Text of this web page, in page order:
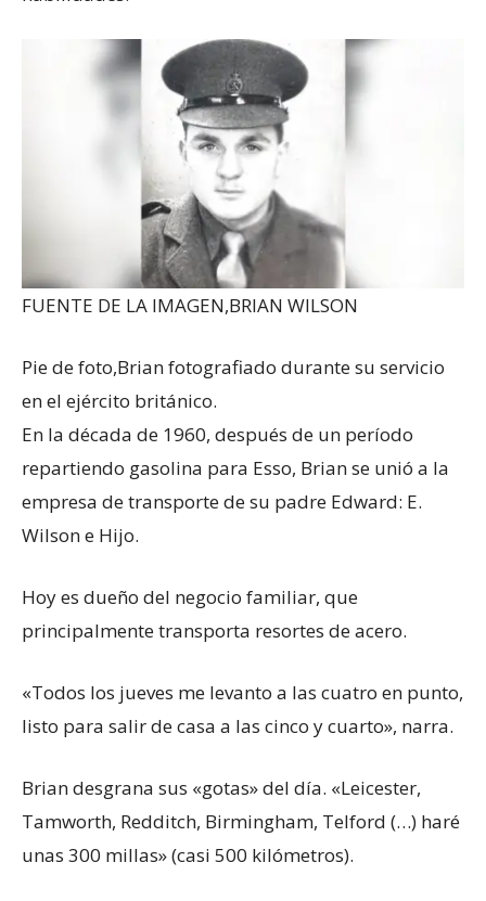
FUENTE DE LA IMAGEN,BRIAN WILSON
Pie de foto,Brian fotografiado durante su servicio
en el ejército británico.
En la década de 1960, después de un período
repartiendo gasolina para Esso, Brian se unió a la
empresa de transporte de su padre Edward: E.
Wilson e Hijo.
Hoy es dueño del negocio familiar, que
principalmente transporta resortes de acero.
«Todos los jueves me levanto a las cuatro en punto,
listo para salir de casa a las cinco y cuarto», narra.
Brian desgrana sus «gotas» del día. «Leicester,
Tamworth, Redditch, Birmingham, Telford (…) haré
unas 300 millas» (casi 500 kilómetros).